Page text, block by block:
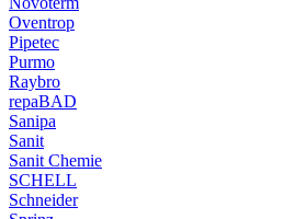
Oventrop
Pipetec
Purmo
Raybro
repaBAD
Sanipa
Sanit
Sanit Chemie
SCHELL
Schneider